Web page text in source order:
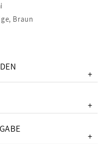
Braun
+
+
+